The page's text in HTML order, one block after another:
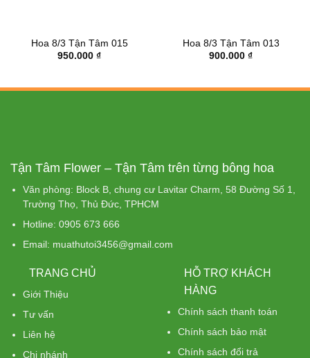
Hoa 8/3 Tận Tâm 015
950.000 ₫
Hoa 8/3 Tận Tâm 013
900.000 ₫
Tận Tâm Flower – Tận Tâm trên từng bông hoa
Văn phòng: Block B, chung cư Lavitar Charm, 58 Đường Số 1,
Trường Thọ, Thủ Đức, TPHCM
Hotline: 0905 673 666
Email: muathutoi3456@gmail.com
TRANG CHỦ
Giới Thiệu
Tư vấn
Liên hệ
Chi nhánh
HỖ TRỢ KHÁCH
HÀNG
Chính sách thanh toán
Chính sách bảo mật
Chính sách đổi trả